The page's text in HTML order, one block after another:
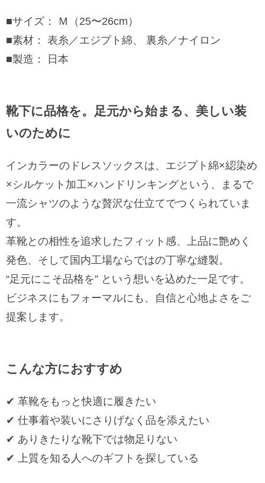
■サイズ： Ｍ（25〜26cm）
■素材： 表糸／エジプト綿、 裏糸／ナイロン
■製造： 日本
靴下に品格を。足元から始まる、美しい装
いのために
インカラーのドレスソックスは、エジプト綿×綛染め
×シルケット加工×ハンドリンキングという、まるで
一流シャツのような贅沢な仕立てでつくられていま
す。
革靴との相性を追求したフィット感、上品に艶めく
発色、そして国内工場ならではの丁寧な縫製。
“足元にこそ品格を” という想いを込めた一足です。
ビジネスにもフォーマルにも、自信と心地よさをご
提案します。
こんな方におすすめ
✔︎ 革靴をもっと快適に履きたい
✔︎ 仕事着や装いにさりげなく品を添えたい
✔︎ ありきたりな靴下では物足りない
✔︎ 上質を知る人へのギフトを探している